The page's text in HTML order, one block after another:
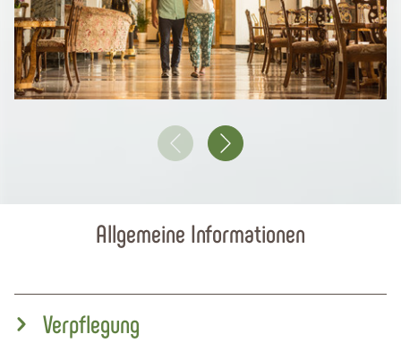
Allgemeine Informationen
Verpflegung